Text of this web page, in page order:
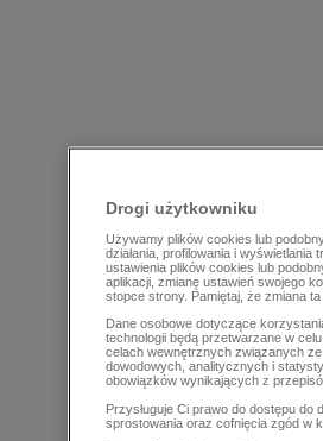
Drogi użytkowniku
Używamy plików cookies lub
działania, profilowania i
ustawienia plików cookies lub
aplikacji, zmianę ustawień swojego
stopce strony. Pamiętaj, że zmiana
Dane osobowe dotyczące
technologii będą przetwarzane w
celach wewnętrznych związanych
dowodowych, analitycznych i
obowiązków wynikających z
Przysługuje Ci prawo do dostępu
sprostowania oraz cofnięcia zgód w